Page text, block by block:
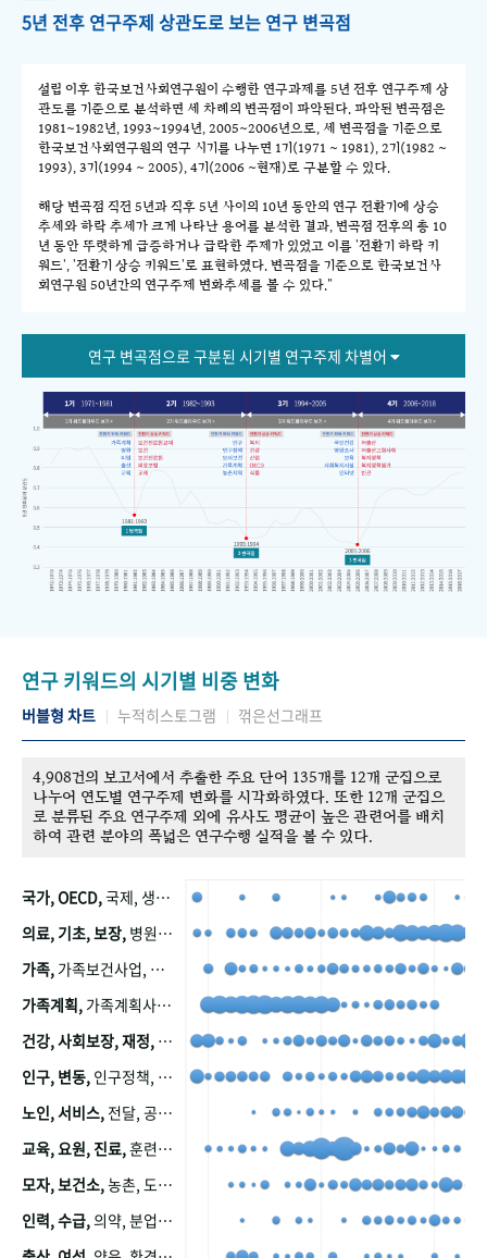
5년 전후 연구주제 상관도로 보는 연구 변곡점
설립 이후 한국보건사회연구원이 수행한 연구과제를 5년 전후 연구주제 상
관도를 기준으로 분석하면 세 차례의 변곡점이 파악된다. 파악된 변곡점은
1981~1982년, 1993~1994년, 2005~2006년으로, 세 변곡점을 기준으로
한국보건사회연구원의 연구 시기를 나누면 1기(1971 ~ 1981), 2기(1982 ~
1993), 3기(1994 ~ 2005), 4기(2006 ~현재)로 구분할 수 있다.
해당 변곡점 직전 5년과 직후 5년 사이의 10년 동안의 연구 전환기에 상승
추세와 하락 추세가 크게 나타난 용어를 분석한 결과, 변곡점 전후의 총 10
년 동안 뚜렷하게 급증하거나 급락한 주제가 있었고 이를 '전환기 하락 키
워드', '전환기 상승 키워드'로 표현하였다. 변곡점을 기준으로 한국보건사
회연구원 50년간의 연구주제 변화추세를 볼 수 있다."
연구 변곡점으로 구분된 시기별 연구주제 차별어
연구 키워드의 시기별 비중 변화
버블형 차트 누적히스토그램 꺾은선그래프
4,908건의 보고서에서 추출한 주요 단어 135개를 12개 군집으로
나누어 연도별 연구주제 변화를 시각화하였다. 또한 12개 군집으
로 분류된 주요 연구주제 외에 유사도 평균이 높은 관련어를 배치
하여 관련 분야의 폭넓은 연구수행 실적을 볼 수 있다.
국가, OECD,국제, 생산, 아시아, 태평양, 태평양지역, 참가
의료, 기초, 보장, 병원, 가정, 연금, 연계, 공적, 일본, 생활, 국민기초생활보장제도, 국민연금, 기금, 저소득층, 근로, 자활, 급여, 환자, 의료비, 모니터링, 한국복지패널, 소득, 지표, 빈곤, 노후, 장애인
가족, 가족보건사업, 산업, 친화, 전국, 출산력
가족계획, 가족계획사업, 가족계획사업평가, 한국가족계획사업, 피임, 보급, 부인, 자궁, 피임약
건강, 사회보장, 재정,
인구, 변동, 인구정책, 저출산, 고령사회, 고령화, 이동, 남북한, 지방자치단체, 컨설팅, 복지정책평가, 집, 사회개발
노인, 서비스, 전달, 공공, 보육, 수요, 공급, 사회서비스, 데이터, 보호, 요양, 아동, 예방, 청소년, 효율, 자원
교육, 요원, 진료,훈련, 보건요원, 마을, 마을건강사업, 보조원, 진료원, 보건진료원, 보건진료원교재
모자, 보건소,농촌, 도시, 금연, 농촌지역, 모자보건사업
인력, 수급,의약, 분업, 식품, 의약품, 의사, 안전